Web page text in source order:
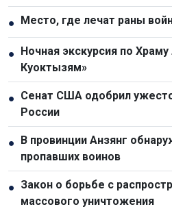
драгоценный меч» в
● Место, где лечат раны
● Ночная экскурсия по
Куоктызям»
● Сенат США одобрил
России
● В провинции Анзянг
пропавших воинов
● Закон о борьбе с
массового уничтожения